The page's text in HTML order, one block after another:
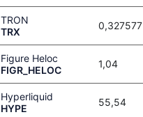
TRON
TRX
0,327577
Figure Heloc
FIGR_HELOC
1,04
Hyperliquid
HYPE
55,54